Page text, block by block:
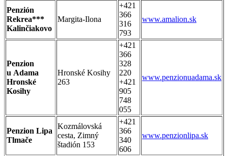
Penzión
Rekrea***
Kalinčiakovo
Margita-Ilona
+421
366
316
793
www.amalion.sk
Penzion
u Adama
Hronské
Kosihy
Hronské Kosihy
263
+421
366
328
220
+421
905
748
055
www.penzionuadama.sk
Penzion Lipa
Tlmače
Kozmálovská
cesta, Zimný
štadión 153
+421
366
340
606
www.penzionlipa.sk